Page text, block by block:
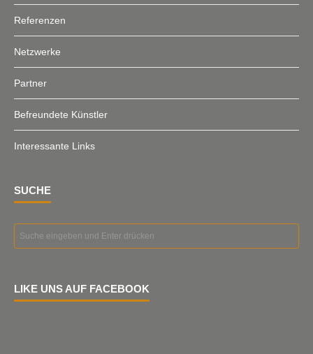
Referenzen
Netzwerke
Partner
Befreundete Künstler
Interessante Links
SUCHE
LIKE UNS AUF FACEBOOK